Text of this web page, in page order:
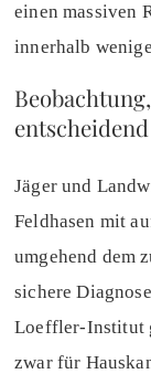
einen massiven
innerhalb
entscheidend
Jäger und
Feldhasen mit
umgehend dem
sichere
Loeffler-Institut
zwar für